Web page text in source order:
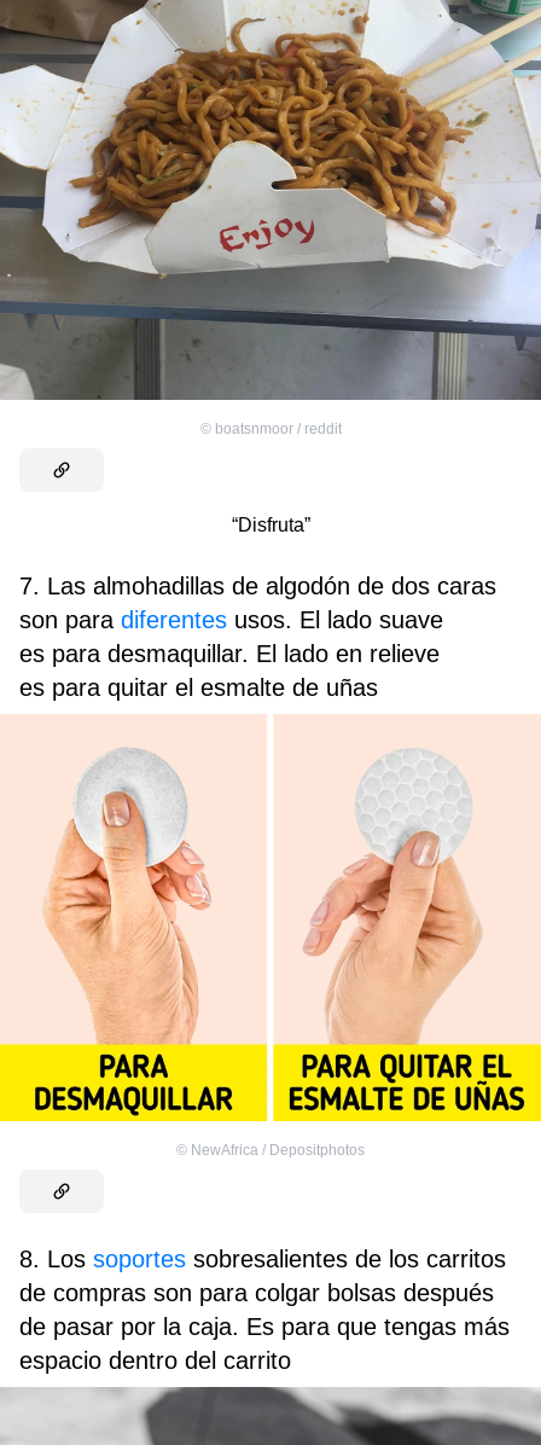
© boatsnmoor / reddit
“Disfruta”
7. Las almohadillas de algodón de dos caras
son para diferentes usos. El lado suave
es para desmaquillar. El lado en relieve
es para quitar el esmalte de uñas
© NewAfrica / Depositphotos
8. Los soportes sobresalientes de los carritos
de compras son para colgar bolsas después
de pasar por la caja. Es para que tengas más
espacio dentro del carrito